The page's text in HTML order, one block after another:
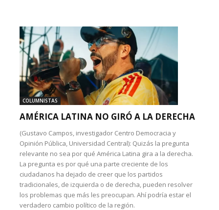
COLUMNISTAS
AMÉRICA LATINA NO GIRÓ A LA DERECHA
(Gustavo Campos, investigador Centro Democracia y
Opinión Pública, Universidad Central): Quizás la pregunta
relevante no sea por qué América Latina gira a la derecha.
La pregunta es por qué una parte creciente de los
ciudadanos ha dejado de creer que los partidos
tradicionales, de izquierda o de derecha, pueden resolver
los problemas que más les preocupan. Ahí podría estar el
verdadero cambio político de la región.